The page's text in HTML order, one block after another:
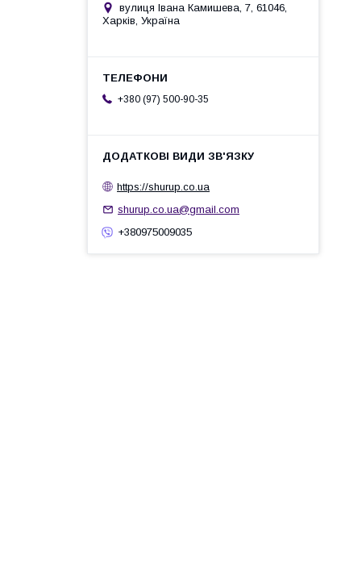
вулиця Івана Камишева, 7, 61046,
Харків, Україна
+380 (97) 500-90-35
https://shurup.co.ua
shurup.co.ua@gmail.com
+380975009035